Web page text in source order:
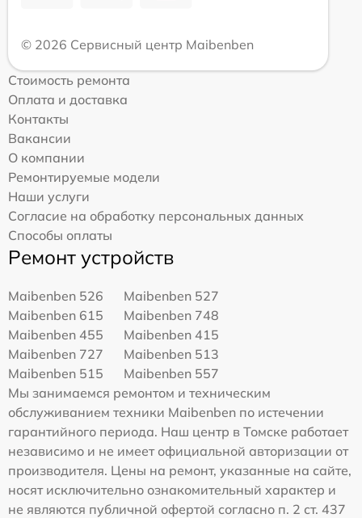
© 2026 Сервисный центр Maibenben
Стоимость ремонта
Оплата и доставка
Контакты
Вакансии
О компании
Ремонтируемые модели
Наши услуги
Согласие на обработку персональных данных
Способы оплаты
Ремонт устройств
Maibenben 526
Maibenben 527
Maibenben 615
Maibenben 748
Maibenben 455
Maibenben 415
Maibenben 727
Maibenben 513
Maibenben 515
Maibenben 557
Мы занимаемся ремонтом и техническим
обслуживанием техники Maibenben по истечении
гарантийного периода. Наш центр в Томске работает
независимо и не имеет официальной авторизации от
производителя. Цены на ремонт, указанные на сайте,
носят исключительно ознакомительный характер и
не являются публичной офертой согласно п. 2 ст. 437